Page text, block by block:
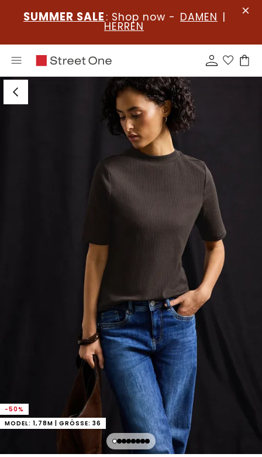
SUMMER SALE : Shop now - DAMEN |
HERREN
-50%
MODEL: 1,78M | GRÖSSE: 36